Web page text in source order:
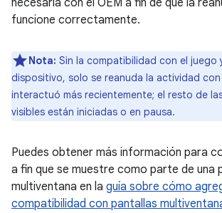
necesaria con el OEM a fin de que la
funcione correctamente.
Nota: Sin la compatibilidad con el juego
dispositivo, solo se reanuda la actividad
interactuó más recientemente; el resto de
visibles están iniciadas o en pausa.
Puedes obtener más información para
a fin que se muestre como parte de una
multiventana en la guía sobre cómo
compatibilidad con pantallas